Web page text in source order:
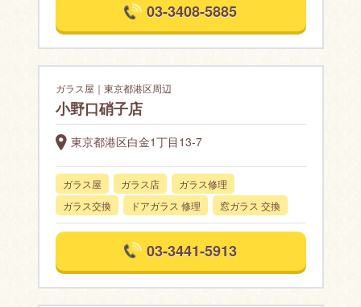
03-3408-5885
ガラス屋｜東京都港区周辺
小野口硝子店
東京都港区白金1丁目13-7
ガラス屋 ガラス店
ガラス修理
ガラス交換
ドアガラス 修理 窓ガラス 交換
03-3441-5913